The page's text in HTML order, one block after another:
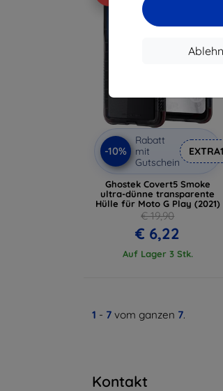
-10%
Rabatt
mit
Gutschein
Ghostek Covert5 Smoke
ultra-dünne transparente
Hülle für Moto G Play (2021)
€ 19,90
€ 6,22
Auf Lager 3 Stk.
1 - 7 vom ganzen 7.
Kontakt